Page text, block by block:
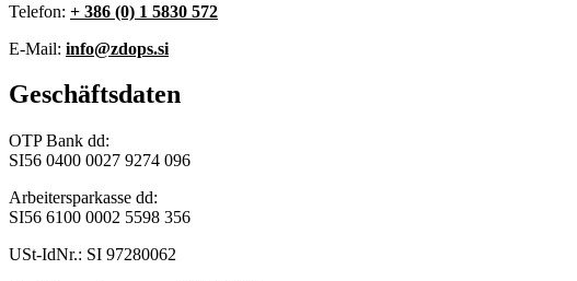
Telefon: + 386 (0) 1 5830 572
E-Mail: info@zdops.si
Geschäftsdaten
OTP Bank dd:
SI56 0400 0027 9274 096
Arbeitersparkasse dd:
SI56 6100 0002 5598 356
USt-IdNr.: SI 97280062